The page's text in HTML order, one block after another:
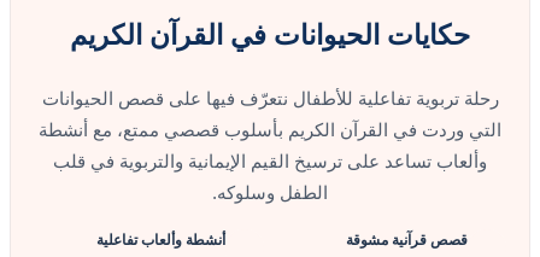
حكايات الحيوانات في القرآن الكريم
رحلة تربوية تفاعلية للأطفال نتعرّف فيها على قصص الحيوانات
التي وردت في القرآن الكريم بأسلوب قصصي ممتع، مع أنشطة
وألعاب تساعد على ترسيخ القيم الإيمانية والتربوية في قلب
الطفل وسلوكه.
قصص قرآنية مشوقة أنشطة وألعاب تفاعلية